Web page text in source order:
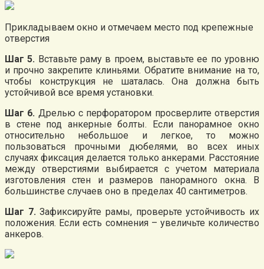
Прикладываем окно и отмечаем место под крепежные
отверстия
Шаг 5. Вставьте раму в проем, выставьте ее по уровню
и прочно закрепите клиньями. Обратите внимание на то,
чтобы конструкция не шаталась. Она должна быть
устойчивой все время установки.
Шаг 6. Дрелью с перфоратором просверлите отверстия
в стене под анкерные болты. Если панорамное окно
относительно небольшое и легкое, то можно
пользоваться прочными дюбелями, во всех иных
случаях фиксация делается только анкерами. Расстояние
между отверстиями выбирается с учетом материала
изготовления стен и размеров панорамного окна. В
большинстве случаев оно в пределах 40 сантиметров.
Шаг 7.Зафиксируйте рамы, проверьте устойчивость их
положения. Если есть сомнения – увеличьте количество
анкеров.